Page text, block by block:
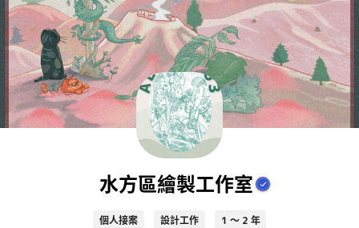
水方區繪製工作室
個人接案 設計工作 1 ～ 2 年